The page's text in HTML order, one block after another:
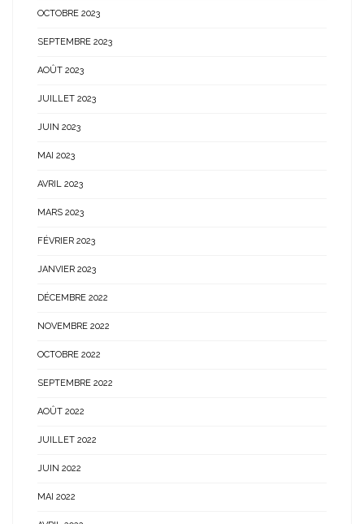
OCTOBRE 2023
SEPTEMBRE 2023
AOÛT 2023
JUILLET 2023
JUIN 2023
MAI 2023
AVRIL 2023
MARS 2023
FÉVRIER 2023
JANVIER 2023
DÉCEMBRE 2022
NOVEMBRE 2022
OCTOBRE 2022
SEPTEMBRE 2022
AOÛT 2022
JUILLET 2022
JUIN 2022
MAI 2022